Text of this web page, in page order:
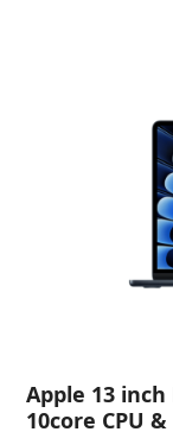
Apple 13
10core CPU &